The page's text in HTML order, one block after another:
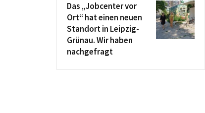
Das „Jobcenter vor
Ort“ hat einen neuen
Standort in Leipzig-
Grünau. Wir haben
nachgefragt